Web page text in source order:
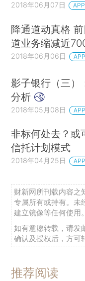
2018年06月07日
降通道动真格
道业务缩减近
2018年06月06日
影子银行（三）
分析
2018年05月08日
非标何处去？或
信托计划模式
2018年04月25日
财新网所刊载内容之
专属所有或持有。未
建立镜像等任何使用。
如有意愿转载，请发
确认及授权后，方可
推荐阅读